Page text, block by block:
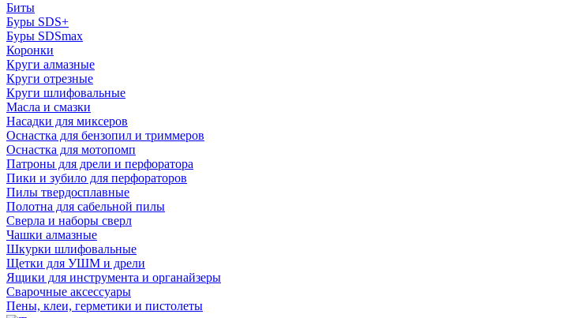
Биты
Буры SDS+
Буры SDSmax
Коронки
Круги алмазные
Круги отрезные
Круги шлифовальные
Масла и смазки
Насадки для миксеров
Оснастка для бензопил и триммеров
Оснастка для мотопомп
Патроны для дрели и перфоратора
Пики и зубило для перфораторов
Пилы твердосплавные
Полотна для сабельной пилы
Сверла и наборы сверл
Чашки алмазные
Шкурки шлифовальные
Щетки для УШМ и дрели
Ящики для инструмента и органайзеры
Сварочные аксессуары
Пены, клеи, герметики и пистолеты